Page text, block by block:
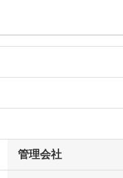
管理会社